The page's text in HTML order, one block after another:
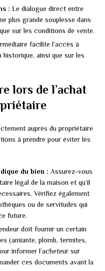
: Le dialogue direct entre
plus grande souplesse dans
sur les conditions de vente.
facilite l’accès à
ainsi que sur les
lors de l’achat
auprès du propriétaire
à prendre pour éviter les
du bien : Assurez-vous
légal de la maison et qu’il
Vérifiez également
ou de servitudes qui
future.
doit fournir un certain
(amiante, plomb, termites,
informer l’acheteur sur
ces documents avant la